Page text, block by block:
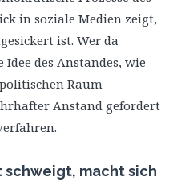
in soziale Medien zeigt,
ist. Wer da
des Anstandes, wie
Raum
Anstand gefordert
schweigt, macht sich